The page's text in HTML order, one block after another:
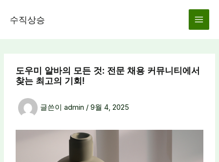
수직상승
도우미 알바의 모든 것: 전문 채용 커뮤니티에서
찾는 최고의 기회!
글쓴이 admin / 9월 4, 2025